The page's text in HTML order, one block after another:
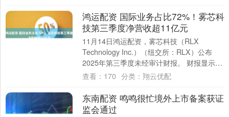
鸿运配资 国际业务占比72%！雾芯科
技第三季度净营收超11亿元
11月14日鸿运配资，雾芯科技（RLX
Technology Inc.）（纽交所：RLX）公布
2025年第三季度未经审计财报。 财报显示，
雾芯科技2025年第三....
查看： 170 分类： 翔云优配
东南配资 鸣鸣很忙境外上市备案获证
监会通过